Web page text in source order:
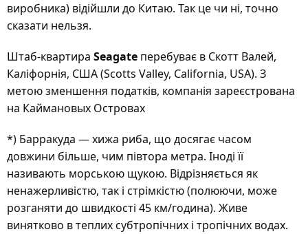
виробника) відійшли до Китаю. Так це чи ні, точно
сказати нельзя.
Штаб-квартира Seagate перебуває в Скотт Валей,
Каліфорнія, США (Scotts Valley, California, USA). З
метою зменшення податків, компанія зареєстрована
на Каймановых Островах
*) Барракуда — хижа риба, що досягає часом
довжини більше, чим півтора метра. Іноді її
називають морською щукою. Відрізняється як
ненажерливістю, так і стрімкістю (полюючи, може
розганяти до швидкості 45 км/година). Живе
винятково в теплих субтропічних і тропічних водах.